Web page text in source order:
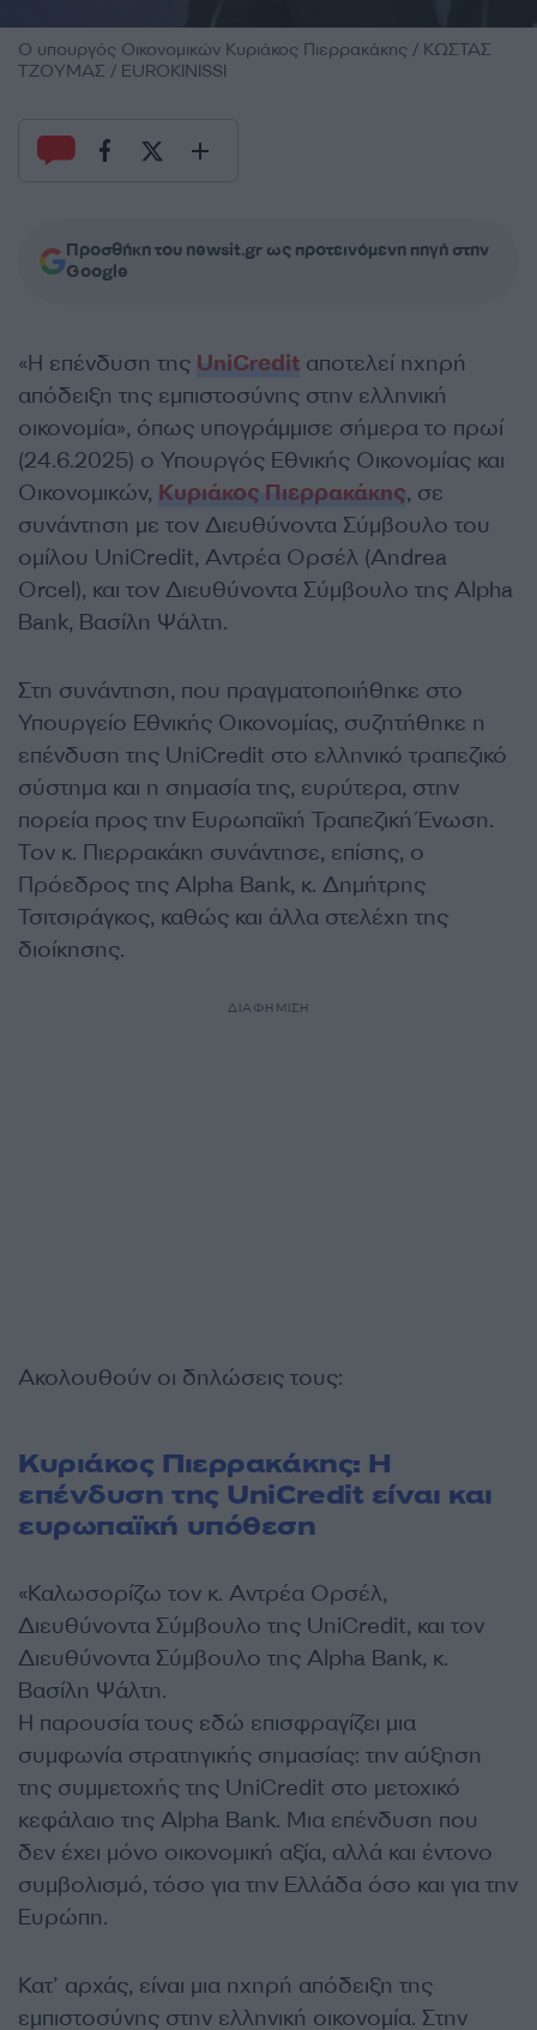
Ο υπουργός Οικονομικών Κυριάκος Πιερρακάκης / ΚΩΣΤΑΣ
ΤΖΟΥΜΑΣ / EUROKINISSI
Προσθήκη του newsit.gr ως προτεινόμενη πηγή στην
Google
«Η επένδυση της UniCredit αποτελεί ηχηρή
απόδειξη της εμπιστοσύνης στην ελληνική
οικονομία», όπως υπογράμμισε σήμερα το πρωί
(24.6.2025) ο Υπουργός Εθνικής Οικονομίας και
Οικονομικών, Κυριάκος Πιερρακάκης, σε
συνάντηση με τον Διευθύνοντα Σύμβουλο του
ομίλου UniCredit, Αντρέα Ορσέλ (Andrea
Orcel), και τον Διευθύνοντα Σύμβουλο της Alpha
Bank, Βασίλη Ψάλτη.
Στη συνάντηση, που πραγματοποιήθηκε στο
Υπουργείο Εθνικής Οικονομίας, συζητήθηκε η
επένδυση της UniCredit στο ελληνικό τραπεζικό
σύστημα και η σημασία της, ευρύτερα, στην
πορεία προς την Ευρωπαϊκή Τραπεζική Ένωση.
Τον κ. Πιερρακάκη συνάντησε, επίσης, ο
Πρόεδρος της Alpha Bank, κ. Δημήτρης
Τσιτσιράγκος, καθώς και άλλα στελέχη της
διοίκησης.
ΔΙΑΦΗΜΙΣΗ
Ακολουθούν οι δηλώσεις τους:
Κυριάκος Πιερρακάκης: Η
επένδυση της UniCredit είναι και
ευρωπαϊκή υπόθεση
«Καλωσορίζω τον κ. Αντρέα Ορσέλ,
Διευθύνοντα Σύμβουλο της UniCredit, και τον
Διευθύνοντα Σύμβουλο της Alpha Bank, κ.
Βασίλη Ψάλτη.
Η παρουσία τους εδώ επισφραγίζει μια
συμφωνία στρατηγικής σημασίας: την αύξηση
της συμμετοχής της UniCredit στο μετοχικό
κεφάλαιο της Alpha Bank. Μια επένδυση που
δεν έχει μόνο οικονομική αξία, αλλά και έντονο
συμβολισμό, τόσο για την Ελλάδα όσο και για την
Ευρώπη.
Κατ’ αρχάς, είναι μια ηχηρή απόδειξη της
εμπιστοσύνης στην ελληνική οικονομία. Στην